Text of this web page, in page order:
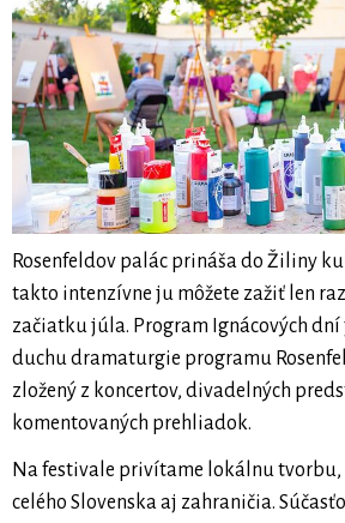
Rosenfeldov palác prináša do Žiliny
takto intenzívne ju môžete zažiť len
začiatku júla. Program Ignácových
duchu dramaturgie programu
zložený z koncertov, divadelných
komentovaných prehliadok.
Na festivale privítame lokálnu tvorbu,
celého Slovenska aj zahraničia.